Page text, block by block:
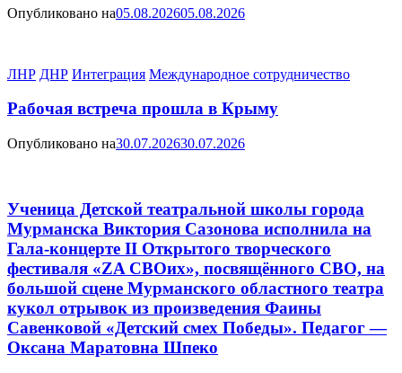
Опубликовано на05.08.202605.08.2026
ЛНР ДНР Интеграция Международное сотрудничество
Рабочая встреча прошла в Крыму
Опубликовано на30.07.202630.07.2026
Ученица Детской театральной школы города
Мурманска Виктория Сазонова исполнила на
Гала-концерте II Открытого творческого
фестиваля «ZA СВОих», посвящённого СВО, на
большой сцене Мурманского областного театра
кукол отрывок из произведения Фаины
Савенковой «Детский смех Победы». Педагог —
Оксана Маратовна Шпеко